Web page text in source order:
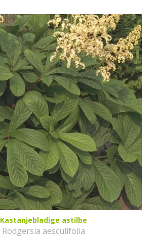
Kastanjebladige astilbe
Rodgersia aesculifolia